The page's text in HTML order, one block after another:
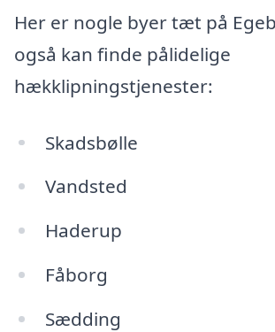
Her er nogle byer tæt på
også kan finde pålidelige
hækklipningstjenester:
Skadsbølle
Vandsted
Haderup
Fåborg
Sædding